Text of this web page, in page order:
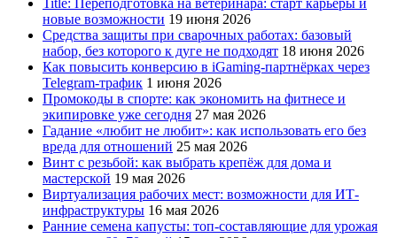
новые возможности 19 июня 2026
Средства защиты при сварочных работах: базовый
набор, без которого к дуге не подходят 18 июня 2026
Как повысить конверсию в iGaming-партнёрках через
Telegram-трафик 1 июня 2026
Промокоды в спорте: как экономить на фитнесе и
экипировке уже сегодня 27 мая 2026
Гадание «любит не любит»: как использовать его без
вреда для отношений 25 мая 2026
Винт с резьбой: как выбрать крепёж для дома и
мастерской 19 мая 2026
Виртуализация рабочих мест: возможности для ИТ-
инфраструктуры 16 мая 2026
Ранние семена капусты: топ‑составляющие для урожая